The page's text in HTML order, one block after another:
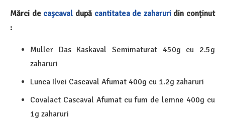
Mărci decașcaval după cantitatea de zaharuridin conținut
:
Muller Das Kaskaval Semimaturat 450g cu 2.5g
zaharuri
Lunca Ilvei Cascaval Afumat 400g cu 1.2g zaharuri
Covalact Cascaval Afumat cu fum de lemne 400g cu
1g zaharuri